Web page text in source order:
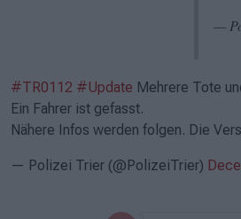
—
#TR0112 #Update Mehrere Tote
Ein Fahrer ist gefasst.
Nähere Infos werden folgen. Die
— Polizei Trier (@PolizeiTrier)